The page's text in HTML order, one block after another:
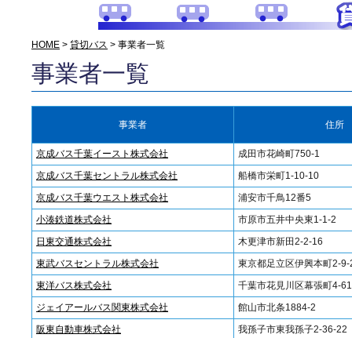
HOME > 貸切バス > 事業者一覧
事業者一覧
事業者 住所
京成バス千葉イースト株式会社
成田市花崎町750-1
京成バス千葉セントラル株式会社
船橋市栄町1-10-10
京成バス千葉ウエスト株式会社
浦安市千鳥12番5
小湊鉄道株式会社
市原市五井中央東1-1-2
日東交通株式会社
木更津市新田2-2-16
東武バスセントラル株式会社
東京都足立区伊興本町2-9-
東洋バス株式会社
千葉市花見川区幕張町4-
ジェイアールバス関東株式会社
館山市北条1884-2
阪東自動車株式会社
我孫子市東我孫子2-36-22